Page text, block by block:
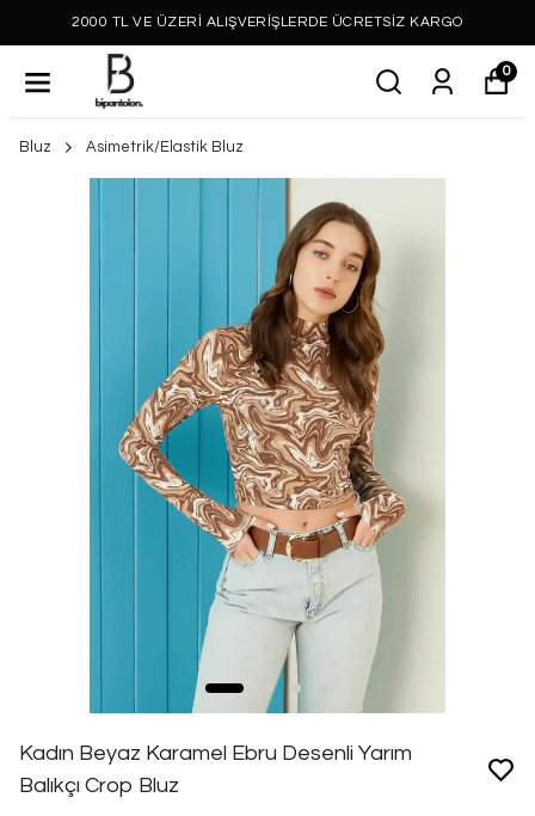
2000 TL VE ÜZERİ ALIŞVERİŞLERDE ÜCRETSİZ KARGO
0
Bluz Asimetrik/Elastik Bluz
Kadın Beyaz Karamel Ebru Desenli Yarım
Balıkçı Crop Bluz